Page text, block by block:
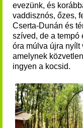
evezünk, és
vaddisznós, őzes,
Cserta-Dunán és
szíved, de a tempó
óra múlva újra nyílt
amelynek
ingyen a kocsid.